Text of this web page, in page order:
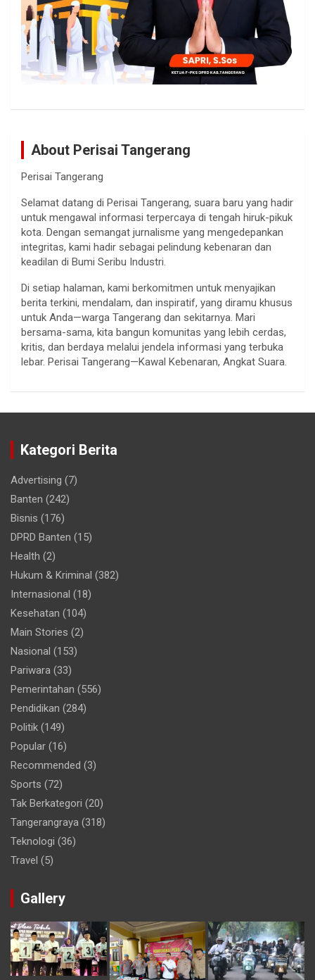
About Perisai Tangerang
Perisai Tangerang
Selamat datang di Perisai Tangerang, suara baru yang hadir
untuk mengawal informasi terpercaya di tengah hiruk-pikuk
kota. Dengan semangat jurnalisme yang mengedepankan
integritas, kami hadir sebagai pelindung kebenaran dan
keadilan di Bumi Seribu Industri.
Di setiap halaman, kami berkomitmen untuk menyajikan
berita terkini, mendalam, dan inspiratif, yang diramu khusus
untuk Anda—warga Tangerang dan sekitarnya. Mari
bersama-sama, kita bangun komunitas yang lebih cerdas,
kritis, dan berdaya melalui jendela informasi yang terbuka
lebar. Perisai Tangerang—Kawal Kebenaran, Angkat Suara.
Kategori Berita
Advertising (7)
Banten (242)
Bisnis (176)
DPRD Banten (15)
Health (2)
Hukum & Kriminal (382)
Internasional (18)
Kesehatan (104)
Main Stories (2)
Nasional (153)
Pariwara (33)
Pemerintahan (556)
Pendidikan (284)
Politik (149)
Popular (16)
Recommended (3)
Sports (72)
Tak Berkategori (20)
Tangerangraya (318)
Teknologi (36)
Travel (5)
Gallery